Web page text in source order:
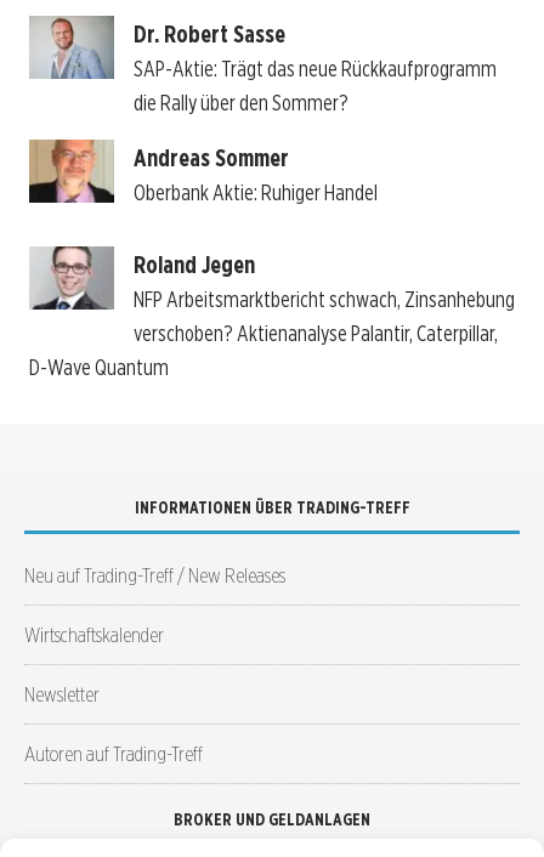
Dr. Robert Sasse
SAP-Aktie: Trägt das neue Rückkaufprogramm
die Rally über den Sommer?
Andreas Sommer
Oberbank Aktie: Ruhiger Handel
Roland Jegen
NFP Arbeitsmarktbericht schwach, Zinsanhebung
verschoben? Aktienanalyse Palantir, Caterpillar,
D-Wave Quantum
INFORMATIONEN ÜBER TRADING-TREFF
Neu auf Trading-Treff / New Releases
Wirtschaftskalender
Newsletter
Autoren auf Trading-Treff
BROKER UND GELDANLAGEN